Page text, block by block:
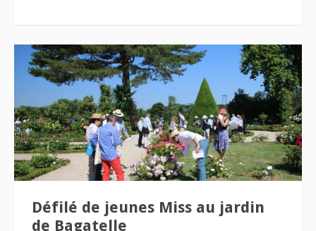
Défilé de jeunes Miss au jardin
de Bagatelle